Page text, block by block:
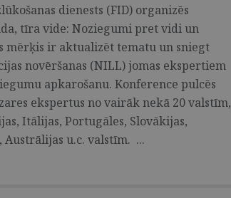
dienests (FID) organizēs
tīra vide: Noziegumi pret vidi un
mērķis ir aktualizēt tematu un sniegt
novēršanas (NILL) jomas ekspertiem
apkarošanu. Konference pulcēs
ekspertus no vairāk nekā 20 valstīm,
Itālijas, Portugāles, Slovākijas,
u.c. valstīm. ...